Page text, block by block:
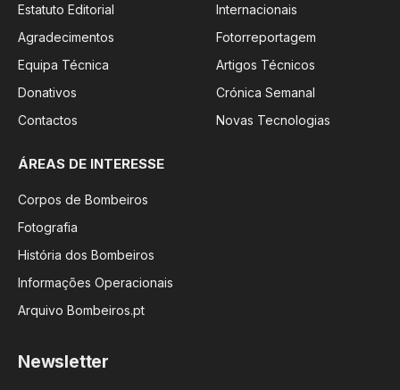
Estatuto Editorial
Agradecimentos
Equipa Técnica
Donativos
Contactos
Internacionais
Fotorreportagem
Artigos Técnicos
Crónica Semanal
Novas Tecnologias
ÁREAS DE INTERESSE
Corpos de Bombeiros
Fotografia
História dos Bombeiros
Informações Operacionais
Arquivo Bombeiros.pt
Newsletter